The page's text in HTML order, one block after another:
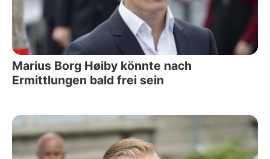
Marius Borg Høiby könnte nach
Ermittlungen bald frei sein